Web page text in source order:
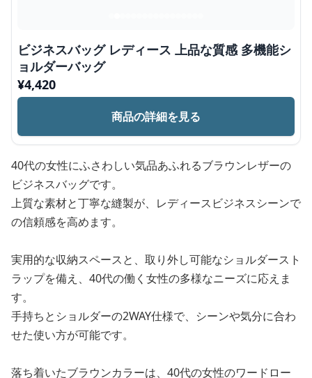
ビジネスバッグ レディース 上品な質感 多機能シ
ョルダーバッグ
¥4,420
商品の詳細を見る
40代の女性にふさわしい気品あふれるブラウンレザーの
ビジネスバッグです。
上質な素材と丁寧な縫製が、レディースビジネスシーンで
の信頼感を高めます。
実用的な収納スペースと、取り外し可能なショルダースト
ラップを備え、40代の働く女性の多様なニーズに応えま
す。
手持ちとショルダーの2WAY仕様で、シーンや気分に合わ
せた使い方が可能です。
落ち着いたブラウンカラーは、40代の女性のワードロー